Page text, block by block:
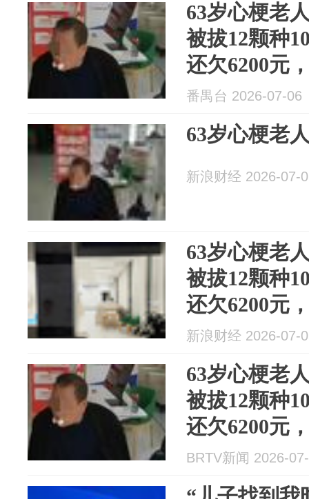
63岁心梗老
被拔12颗种
还欠6200元
卫健部门已
番禺台 2026-07-06
63岁心梗老
新浪财经 2026-07-
63岁心梗老
被拔12颗种
还欠6200元
新浪财经 2026-07-
63岁心梗老
被拔12颗种
还欠6200元
卫健部门已
BRTV新闻 2026-